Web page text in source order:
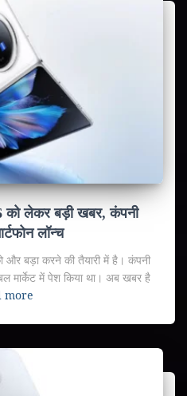
लेकर बड़ी खबर, कंपनी
लॉन्च
बड़ा करने की तैयारी में है। कंपनी
मार्केट में पेश किया था। अब खबर है
more